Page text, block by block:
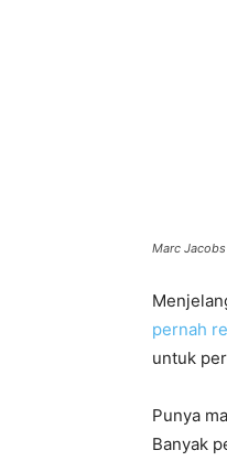
Marc
pernah
untuk
Punya
Banyak